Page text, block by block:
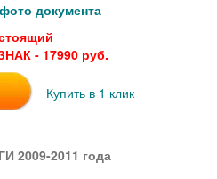
документа
- 17990 руб.
Купить в 1 клик
2009-2011 года